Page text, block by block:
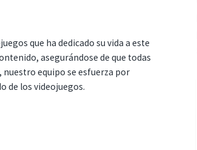
que ha dedicado su vida a este
asegurándose de que todas
nuestro equipo se esfuerza por
de los videojuegos.